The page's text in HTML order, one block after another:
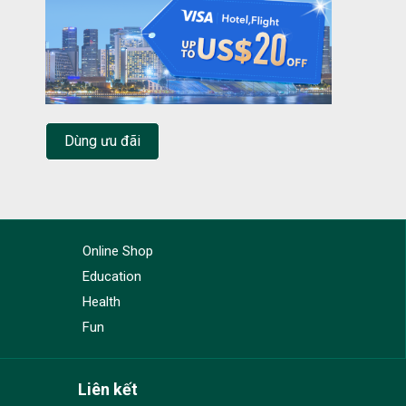
Dùng ưu đãi
Online Shop
Education
Health
Fun
Liên kết